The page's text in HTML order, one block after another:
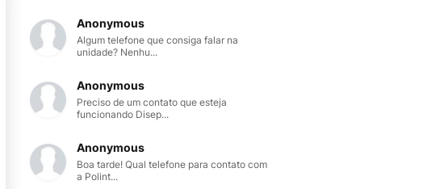
Anonymous
Algum telefone que consiga falar na
unidade? Nenhu...
Anonymous
Preciso de um contato que esteja
funcionando Disep...
Anonymous
Boa tarde! Qual telefone para contato com
a Polint...